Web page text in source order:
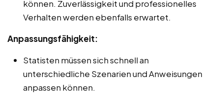
können. Zuverlässigkeit und professionelles
Verhalten werden ebenfalls erwartet.
Anpassungsfähigkeit:
Statisten müssen sich schnell an
unterschiedliche Szenarien und Anweisungen
anpassen können.